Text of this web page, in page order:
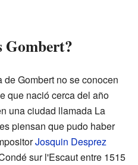
Gombert?
Gombert no se conocen
que nació cerca del año
una ciudad llamada La
piensan que pudo haber
Josquin Desprez
sur l'Escaut entre 1515